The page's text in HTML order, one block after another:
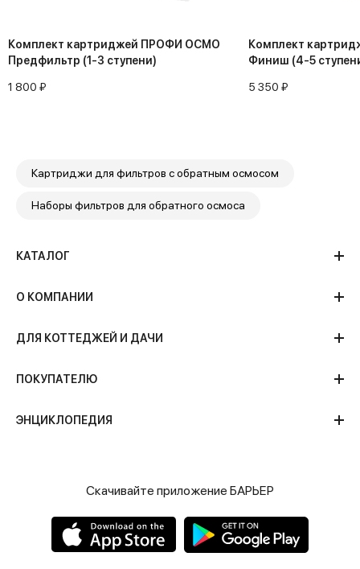
Комплект картриджей ПРОФИ ОСМО
Предфильтр (1-3 ступени)
1 800 ₽
Комплект
Финиш (4-5
5 350 ₽
Картриджи для фильтров с обратным осмосом
Наборы фильтров для обратного осмоса
КАТАЛОГ
О КОМПАНИИ
ДЛЯ КОТТЕДЖЕЙ И ДАЧИ
ПОКУПАТЕЛЮ
ЭНЦИКЛОПЕДИЯ
Скачивайте приложение БАРЬЕР